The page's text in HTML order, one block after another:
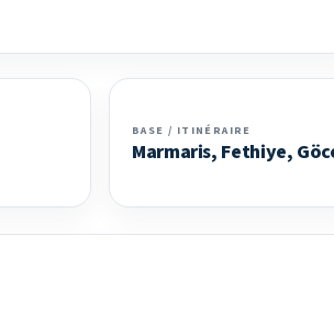
BASE / ITINÉRAIRE
Marmaris, Fethiye,